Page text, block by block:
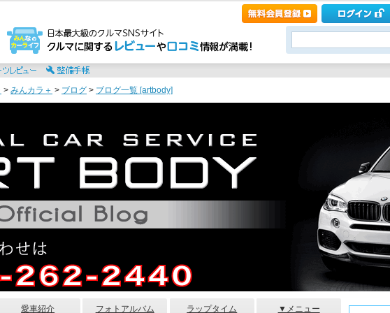
> みんカラ＋ > ブログ > ブログ一覧 [artbody]
愛車紹介 フォトアルバム ラップタイム ▼メニュー